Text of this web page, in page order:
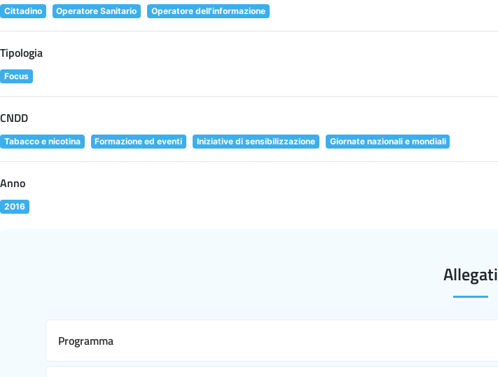
Cittadino Operatore Sanitario Operatore dell'informazione
Tipologia
Focus
CNDD
Tabacco e nicotina Formazione ed eventi Iniziative di sensibilizzazione Giornate nazionali e mondiali
Anno
2016
Allegati
Programma